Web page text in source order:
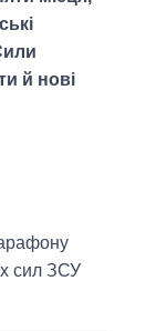
й нові
сил ЗСУ